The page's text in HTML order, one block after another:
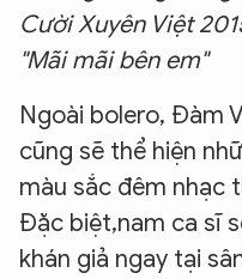
Cười Xuyên Việt
"Mãi mãi bên em"
Ngoài bolero, Đàm
cũng sẽ thể hiện
màu sắc đêm nhạc
Đặc biệt,nam ca sĩ
khán giả ngay tại